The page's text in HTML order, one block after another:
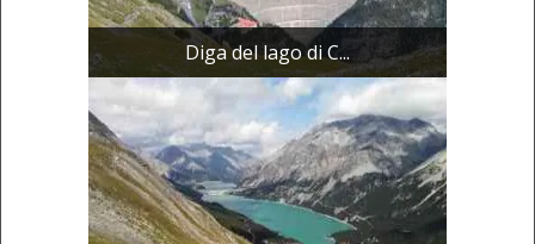
Diga del lago di C...